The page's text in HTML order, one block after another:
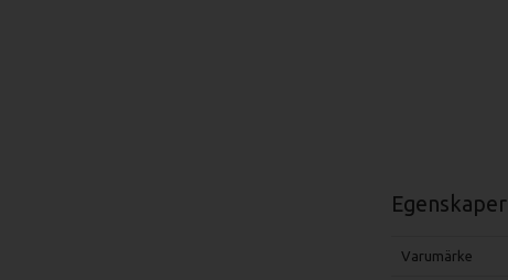
Egenskaper
Varumärke